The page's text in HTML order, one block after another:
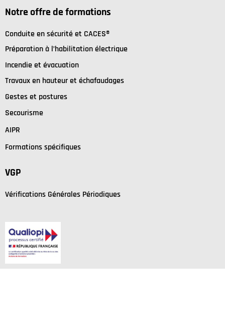
Notre offre de formations
Conduite en sécurité et CACES®
Préparation à l’habilitation électrique
Incendie et évacuation
Travaux en hauteur et échafaudages
Gestes et postures
Secourisme
AIPR
Formations spécifiques
VGP
Vérifications Générales Périodiques